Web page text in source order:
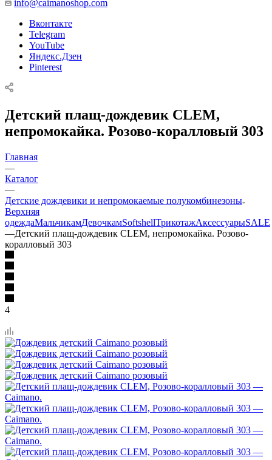
info@caimanoshop.com
Вконтакте
Telegram
YouTube
Яндекс.Дзен
Pinterest
Детский плащ-дождевик CLEM,
непромокайка. Розово-коралловый 303
Главная
—
Каталог
—
Детские дождевики и непромокаемые полукомбинезоны
Верхняя
одеждаМальчикамДевочкамSoftshellТрикотажАксессуарыSALE
—Детский плащ-дождевик CLEM, непромокайка. Розово-
коралловый 303
4